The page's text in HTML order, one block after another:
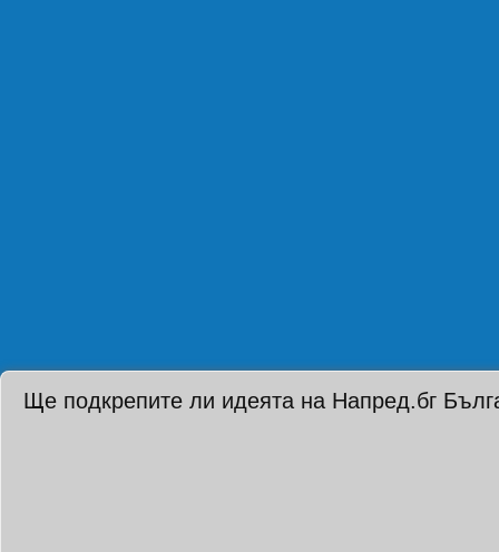
Ще подкрепите ли идеята на Напред.бг